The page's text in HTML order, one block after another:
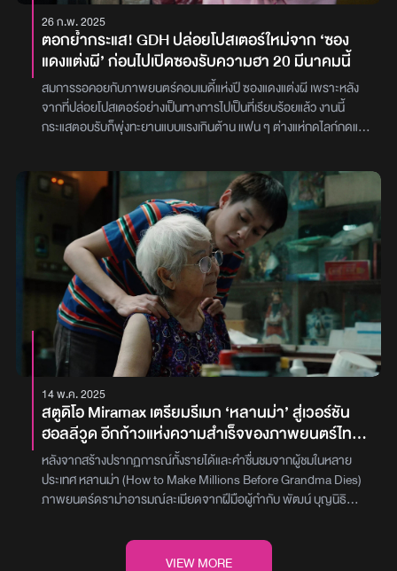
กับครอบครัวคนจีน และ Generation Gap ในครอบครัวยุคใหม่
นำแสดงโดย บิวกิ้น พุฒิพงศ์, ตู ต้นตะวัน, เผือก พงศธร, แต๋ว อุษา มี
กำหนดจะเข้าฉายอย่างเป็นทางการช่วงต้นปี 2567 นอกจากฉายใน
เมืองไทย ยังมีเป้าหมายไปตีตลาดภาพยนตร์ที่ประเทศจีน รวมถึง
ประเทศต่างๆ ในเอเชียด้วยภาพ : GDH
26 ก.พ. 2025
ตอกย้ำกระแส! GDH ปล่อยโปสเตอร์ใหม่จาก ‘ซอง
แดงแต่งผี’ ก่อนไปเปิดซองรับความฮา 20 มีนาคมนี้
สมการรอคอยกับภาพยนตร์คอมเมดี้แห่งปี ซองแดงแต่งผี เพราะหลัง
จากที่ปล่อยโปสเตอร์อย่างเป็นทางการไปเป็นที่เรียบร้อยแล้ว งานนี้
กระแสตอบรับก็พุ่งทะยานแบบแรงเกินต้าน แฟน ๆ ต่างแห่กดไลก์กดแชร์
แดงแต่งผี” เล่าถึงเรื่องราวความชุลมุนสุดป่วนของ ‘เม่น’ โจรกลับใจที่
ผันตัวไปเป็นสายตำรวจ แต่ดันดวงซวยเผลอไปเก็บซองแดงที่หล่นอยู่บน
พื้น จนทำให้เขาต้องเข้าพิธีแต่งงานกับผี ’ตี่ตี๋‘ ที่ตายอย่างปริศนา เม่น
ต้องช่วยสืบหาอุบัติเหตุที่คร่าชีวิตตี่ตี๋ เพื่อส่งให้เขาไปสู่สุคติโดยเป็นการ
พบกันบนจอภาพยนตร์เป็นครั้งแรกของ บิวกิ้น-พุฒิพงศ์ อัสสรัตนกุล
และ พีพี-กฤษฏ์ อำนวยเดชกร ที่โคจรมาเสิร์ฟเคมีดีต่อใจ ผนึกกำลัง
ด้วยทีมนักแสดงตัวจี๊ดที่มาเสริมทัพความฮาอีกเพียบ อาทิ ก้อย-อรัช
พร โภคินภากร, ปิยะมาศ โมนยะกุล, จตุรงค์ พลบูรณ์, รัศมีแข ฟ้าเกื้อ
ล้น, เอ็ดดี้ จรรยหาญ, แอนนา ชวนชื่น ฯลฯ ผ่านฝีมือของผู้กำกับคนเก่ง
หมู-ชยนพ บุญประกอบ จาก ‘FRIEND ZONE ระวัง..สิ้นสุดทางเพื่อน’
โปรดิวซ์โดยทีมผู้สร้าง ‘พี่มาก..พระโขนง’ โต้ง-บรรจง ปิสัญธนะกูล
และ ตั้ม-วีรชัย ใหญ่กว่าวงศ์ซึ่งต้องบอกว่าโปสเตอร์ที่ถูกปล่อยออกมา
ล่าสุดเป็นโมเมนต์ที่เต็มเปี่ยมไปด้วยพลังงานแห่งความสนุกและความฮา
อย่างแท้จริง เตรียมเปิดซองพิสูจน์ความฮาแบบไม่มีกั๊กกันได้ใน ‘ซอง
แดงแต่งผี’ 20 มีนาคมนี้ ในโรงภาพยนตร์ภาพ : GDH
14 พ.ค. 2025
สตูดิโอ Miramax เตรียมรีเมก ‘หลานม่า’ สู่เวอร์ชัน
ฮอลลีวูด อีกก้าวแห่งความสำเร็จของภาพยนตร์ไทย
บนเวทีโลก
หลังจากสร้างปรากฏการณ์ทั้งรายได้และคำชื่นชมจากผู้ชมในหลาย
ประเทศ หลานม่า (How to Make Millions Before Grandma Dies)
ภาพยนตร์ดราม่าอารมณ์ละเมียดจากฝีมือผู้กำกับ พัฒน์ บุญนิธิ
ตำนานแห่งฮอลลีวูดประกาศเตรียมนำเรื่องราวอบอุ่นนี้มารีเมกใน
เวอร์ชันสากลด้วยเนื้อหาที่สอดแทรกอารมณ์ขัน ความสะเทือนใจ และ
VIEW MORE